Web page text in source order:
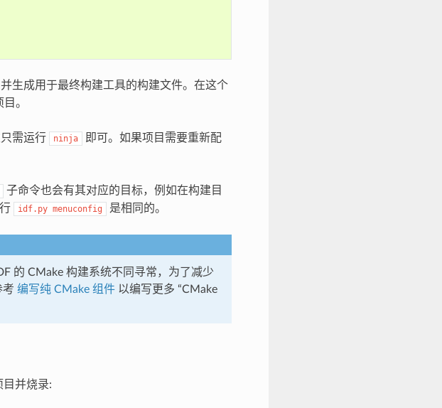
生成用于最终构建工具的构建文件。在这个
。
需运行 ninja
即可。如果项目需要重新配
子命令也会有其对应的目标，例如在构建目
idf.py menuconfig 是相同的。
的 CMake 构建系统不同寻常，为了减少
考 编写纯 CMake 组件以编写更多 “CMake
目并烧录: